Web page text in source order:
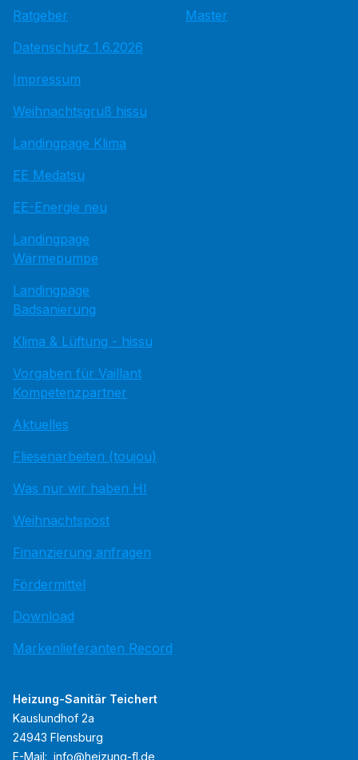
Ratgeber
Datenschutz 1.6.2026
Impressum
Weihnachtsgruß hissu
Landingpage Klima
EE Medatsu
EE-Energie neu
Landingpage
Wärmepumpe
Landingpage
Badsanierung
Klima & Lüftung - hissu
Vorgaben für Vaillant
Kompetenzpartner
Aktuelles
Fliesenarbeiten (toujou)
Was nur wir haben HI
Weihnachtspost
Finanzierung anfragen
Fördermittel
Download
Markenlieferanten Record
Master
Heizung-Sanitär Teichert
Kauslundhof 2a
24943 Flensburg
E-Mail: info@heizung-fl.de